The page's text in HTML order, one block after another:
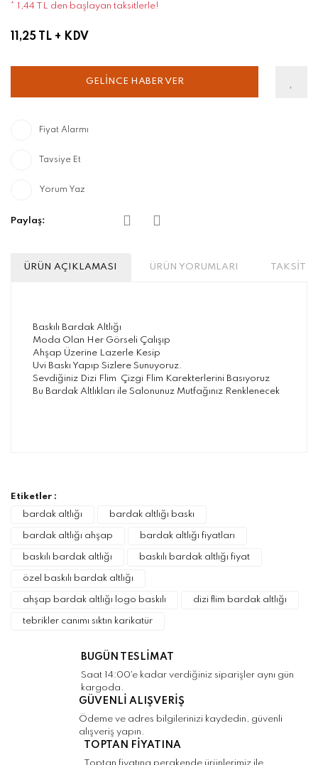
* 1,44 TL den başlayan taksitlerle!
11,25 TL + KDV
GELİNCE HABER VER
Fiyat Alarmı
Tavsiye Et
Yorum Yaz
Paylaş:
ÜRÜN AÇIKLAMASI ÜRÜN YORUMLARI TAKSİT
Baskılı Bardak Altlığı
Moda Olan Her Görseli Çalışıp
Ahşap Üzerine Lazerle Kesip
Uvi Baskı Yapıp Sizlere Sunuyoruz.
Sevdiğiniz Dizi Flim Çizgi Flim Karekterlerini Basıyoruz
Bu Bardak Altlıkları ile Salonunuz Mutfağınız Renklenecek
Görüş ve önerileriniz için teşekkür ederiz.
Ürün resmi kalitesiz, bozuk veya
görüntülenemiyor.
Ürün açıklamasında eksik bilgiler bulunuyor.
Ürün bilgilerinde hatalar bulunuyor.
Ürün fiyatı diğer sitelerden daha pahalı.
Bu ürüne benzer farklı alternatifler olmalı.
Gönder
Etiketler :
bardak altlığı
bardak altlığı baskı
bardak altlığı ahşap bardak altlığı fiyatları
baskılı bardak altlığı baskılı bardak altlığı fiyat
özel baskılı bardak altlığı
ahşap bardak altlığı logo baskılı dizi flim bardak altlığı
tebrikler canımı sıktın karikatür
BUGÜN TESLİMAT
Saat 14:00'e kadar verdiğiniz siparişler aynı gün
kargoda.
GÜVENLİ ALIŞVERİŞ
Ödeme ve adres bilgilerinizi kaydedin, güvenli
alışveriş yapın.
TOPTAN FİYATINA
Toptan fiyatına perakende ürünlerimiz ile